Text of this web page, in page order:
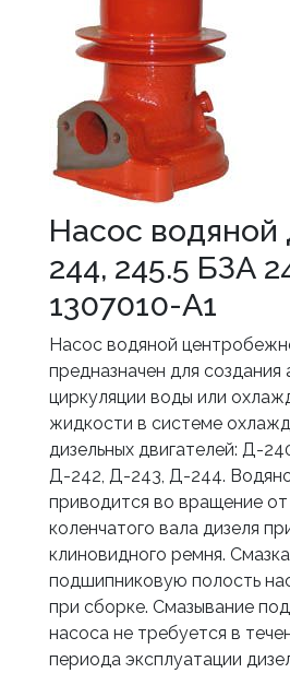
Насос водяной
244, 245.5 БЗА
1307010-А1
Насос водяной
предназначен для создания
циркуляции воды или
жидкости в системе
дизельных двигателей: Д-
Д-242, Д-243, Д-244.
приводится во вращение
коленчатого вала дизеля
клиновидного ремня.
подшипниковую полость
при сборке. Смазывание
насоса не требуется в
периода эксплуатации